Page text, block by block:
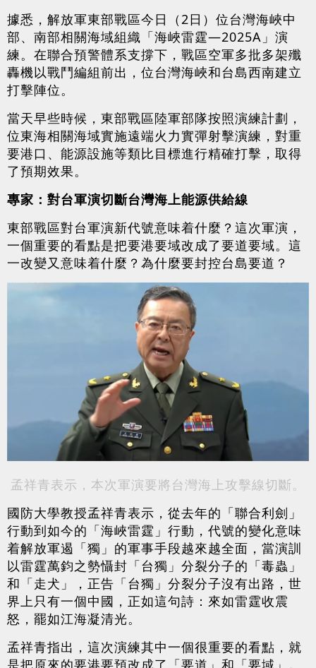
據悉，解放軍東部戰區今日（2日）位台灣海峽中
部、南部相關海域組織「海峽雷霆—2025A」演
練。在聯合預警體系支撐下，戰區空軍多批多架殲
轟機以戰鬥編組前出，位台灣海峽和台島西南建立
打擊陣位。
當天早些時候，東部戰區陸軍部隊按照演練計劃，
位東海相關海域實施遠端火力實彈射擊演練，對重
要港口、能源設施等類比目標進行精確打擊，取得
了預期效果。
專家：對台軍演切斷台灣海上能源供給線
東部戰區對台軍演新代號意味着什麼？這次軍演，
一個重要的看點是把要港要域改成了要道要域。這
一改變又意味着什麼？為什麼要封控台島要道？
孟祥青表示，本次軍演要將台灣海上攻擊線切斷。
國防大學教授孟祥青表示，從去年的「聯合利劍」
行動到如今的「海峽雷霆」行動，代號的變化意味
着解放軍遏「獨」的軍事手段越來越全面，當演訓
以雷霆萬鈞之勢懾封「台獨」分裂分子的「毒蟲」
和「走犬」，正告「台獨」分裂分子沒有出路，世
界上只有一個中國，正如這句詩：來如雷霆收震
怒，罷如江海凝清光。
孟祥青指出，這次演練其中一個很重要的看點，就
是把原來的要港要預改成了「要道」和「要域」。